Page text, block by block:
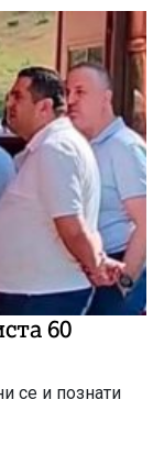
60
се и познати